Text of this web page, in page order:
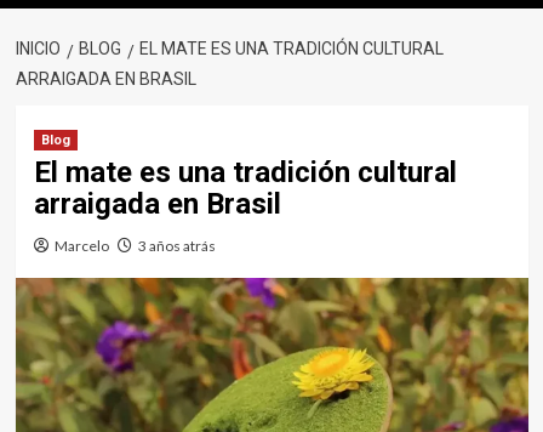
INICIO BLOG
EL MATE ES UNA TRADICIÓN CULTURAL
ARRAIGADA EN BRASIL
Blog
El mate es una tradición cultural
arraigada en Brasil
Marcelo 3 años atrás